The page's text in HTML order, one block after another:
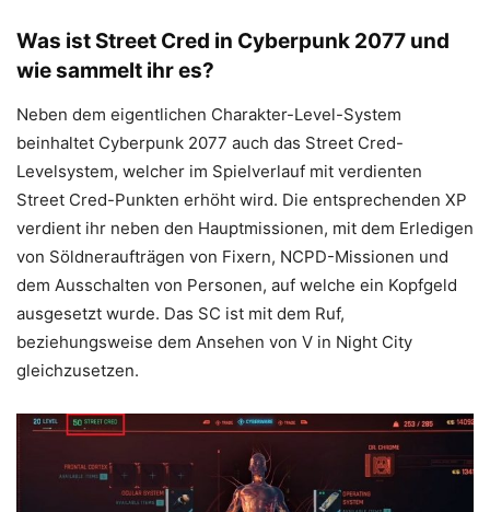
Was ist Street Cred in Cyberpunk 2077 und
wie sammelt ihr es?
Neben dem eigentlichen Charakter-Level-System
beinhaltet Cyberpunk 2077 auch das Street Cred-
Levelsystem, welcher im Spielverlauf mit verdienten
Street Cred-Punkten erhöht wird. Die entsprechenden XP
verdient ihr neben den Hauptmissionen, mit dem Erledigen
von Söldneraufträgen von Fixern, NCPD-Missionen und
dem Ausschalten von Personen, auf welche ein Kopfgeld
ausgesetzt wurde. Das SC ist mit dem Ruf,
beziehungsweise dem Ansehen von V in Night City
gleichzusetzen.